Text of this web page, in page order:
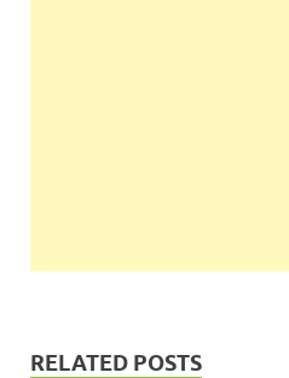
RELATED POSTS